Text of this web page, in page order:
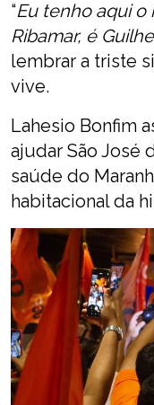
“Eu tenho aqui
Ribamar, é
lembrar a triste
vive.
Lahesio Bonfim
ajudar São José
saúde do
habitacional da